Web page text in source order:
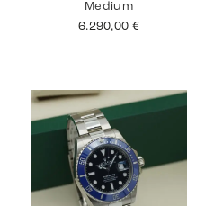
Medium
6.290,00 €